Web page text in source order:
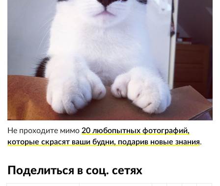
Не проходите мимо 20 любопытных фотографий,
которые скрасят ваши будни, подарив новые знания.
Поделиться в соц. сетях